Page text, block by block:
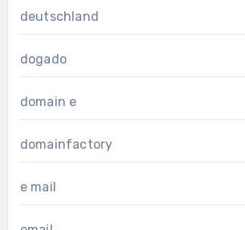
deutschland
dogado
domain e
domainfactory
e mail